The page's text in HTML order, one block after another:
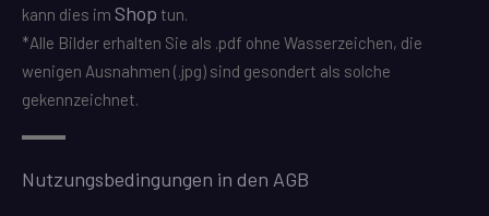
kann dies im Shop tun.
*Alle Bilder erhalten Sie als .pdf ohne Wasserzeichen, die
wenigen Ausnahmen (.jpg) sind gesondert als solche
gekennzeichnet.
Nutzungsbedingungen in den AGB